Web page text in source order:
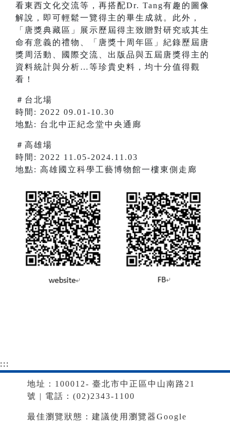
看東西文化交流等，再搭配Dr. Tang有趣的圖像
解說，即可輕鬆一覽得主的畢生成就。此外，
「唐獎典藏區」展示歷屆得主致贈對研究或其生
命有意義的禮物、「唐獎十周年區」紀錄歷屆唐
獎周活動、國際交流、出版品與五屆唐獎得主的
資料統計與分析…等珍貴史料，均十分值得觀
看！
＃台北場
時間: 2022 09.01-10.30
地點: 台北中正紀念堂中央通廊
＃高雄場
時間: 2022 11.05-2024.11.03
地點: 高雄國立科學工藝博物館一樓東側走廊
:::
地址：100012- 臺北市中正區中山南路21
號 | 電話：(02)2343-1100
最佳瀏覽狀態：建議使用瀏覽器Google